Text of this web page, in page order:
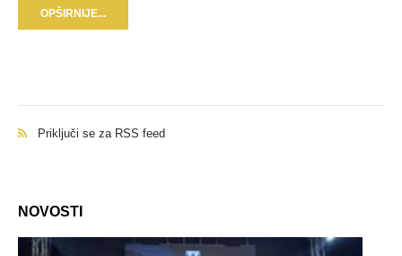
OPŠIRNIJE...
Priključi se za RSS feed
NOVOSTI